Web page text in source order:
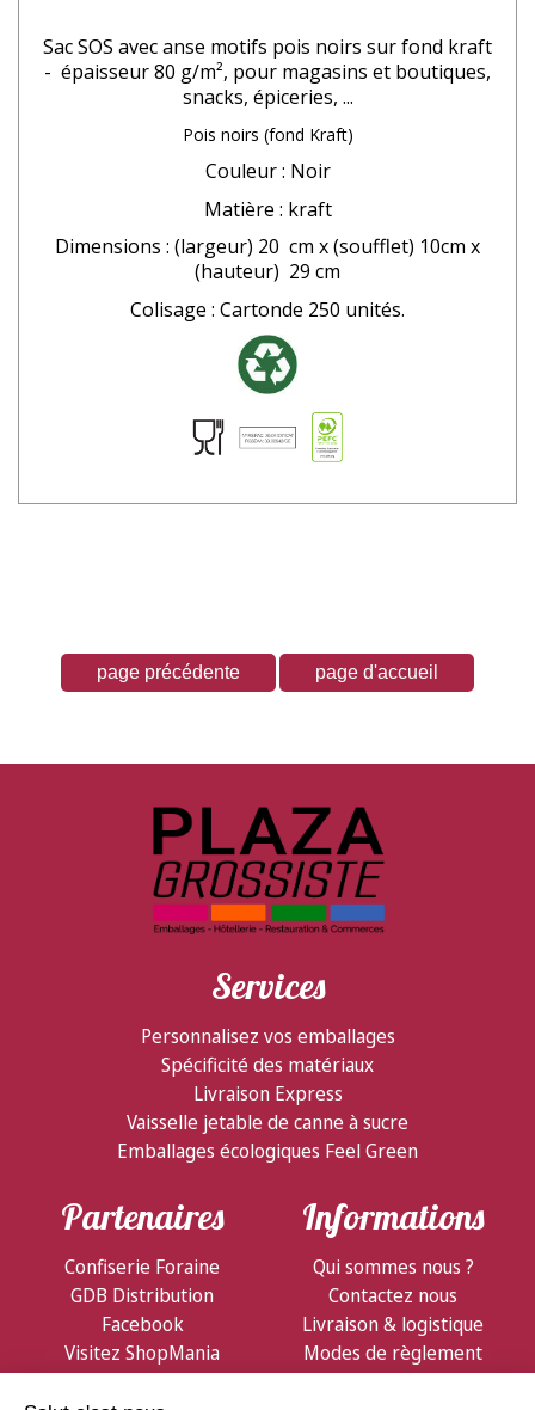
Sac SOS avec anse motifs pois noirs sur fond kraft
- épaisseur 80 g/m², pour magasins et boutiques,
snacks, épiceries, ...
Pois noirs (fond Kraft)
Couleur : Noir
Matière : kraft
Dimensions : (largeur) 20 cm x (soufflet) 10cm x
(hauteur) 29 cm
Colisage : Cartonde 250 unités.
Services
Personnalisez vos emballages
Spécificité des matériaux
Livraison Express
Vaisselle jetable de canne à sucre
Emballages écologiques Feel Green
Partenaires
Confiserie Foraine
GDB Distribution
Facebook
Visitez ShopMania
Informations
Qui sommes nous ?
Contactez nous
Livraison & logistique
Modes de règlement
Conditions de vente